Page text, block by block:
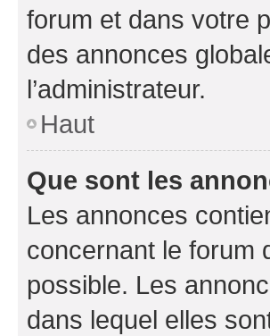
forum et dans votre
des annonces
l’administrateur.
Haut
Que sont les
Les annonces
concernant le forum
possible. Les
dans lequel elles